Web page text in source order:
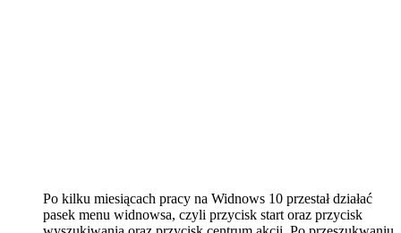
Po kilku miesiącach pracy na Widnows 10 przestał działać
pasek menu widnowsa, czyli przycisk start oraz przycisk